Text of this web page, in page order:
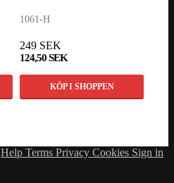
1061-H
249 SEK
124,50 SEK
KÖP I SHOPPEN
Help Terms Privacy Cookies Sign in